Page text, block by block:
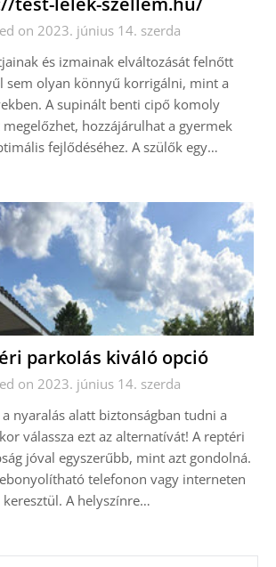
on 2023. június 14. szerda
és izmainak elváltozását felnőtt
sem olyan könnyű korrigálni, mint a
A supinált benti cipő komoly
hozzájárulhat a gyermek
fejlődéséhez. A szülők egy…
parkolás kiváló opció
on 2023. június 14. szerda
a nyaralás alatt biztonságban tudni a
válassza ezt az alternatívát! A reptéri
jóval egyszerűbb, mint azt gondolná.
telefonon vagy interneten
keresztül. A helyszínre…